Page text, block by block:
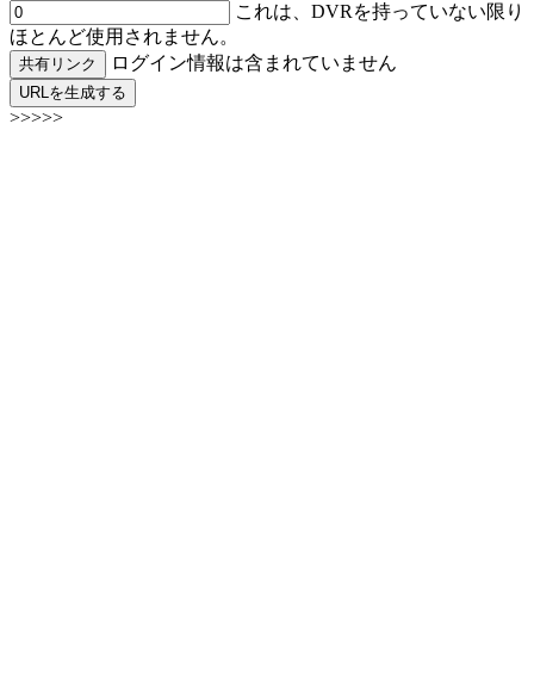
これは、DVRを持っていない限り
ほとんど使用されません。
共有リンク ログイン情報は含まれていません
URLを生成する
>>>>>